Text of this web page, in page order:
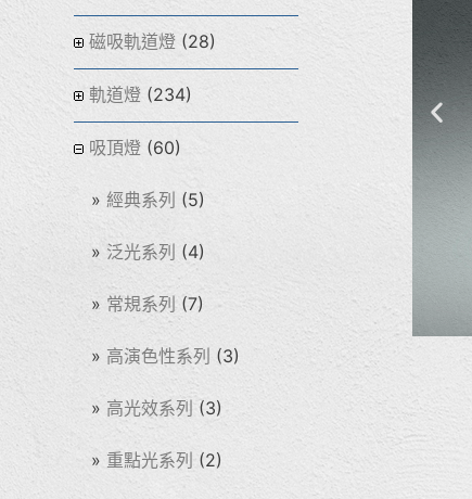
磁吸軌道燈 (28)
軌道燈 (234)
吸頂燈 (60)
經典系列 (5)
泛光系列 (4)
常規系列 (7)
高演色性系列 (3)
高光效系列 (3)
重點光系列 (2)